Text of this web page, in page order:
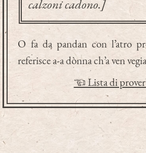
calzoni cadono.]
O fa da pandan con l’atro
referisce a-a dònna ch’a ven
☜ Lista di